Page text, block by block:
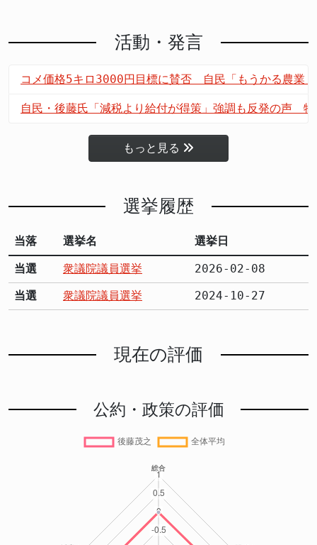
活動・発言
コメ価格5キロ3000円目標に賛否 自民「もうかる農業
自民・後藤氏「減税より給付が得策」強調も反発の声
もっと見る
選挙履歴
当落 選挙名 選挙日
当選 衆議院議員選挙
2026-02-08
当選
衆議院議員選挙 2024-10-27
現在の評価
公約・政策の評価